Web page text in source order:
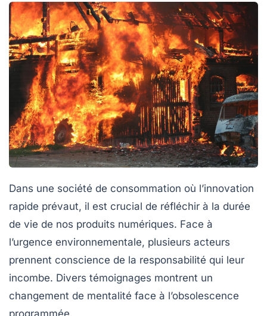
Dans une société de consommation où l’innovation
rapide prévaut, il est crucial de réfléchir à la durée
de vie de nos produits numériques. Face à
l’urgence environnementale, plusieurs acteurs
prennent conscience de la responsabilité qui leur
incombe. Divers témoignages montrent un
changement de mentalité face à l’obsolescence